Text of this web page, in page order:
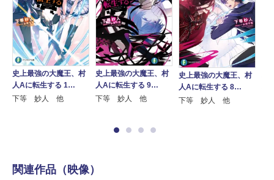
史上最強の大魔王、村
人Aに転生する 1…
下等 妙人 他
史上最強の大魔王、村
人Aに転生する 9…
下等 妙人 他
史上最強の大魔王、村
人Aに転生する 8…
下等 妙人 他
関連作品（映像）